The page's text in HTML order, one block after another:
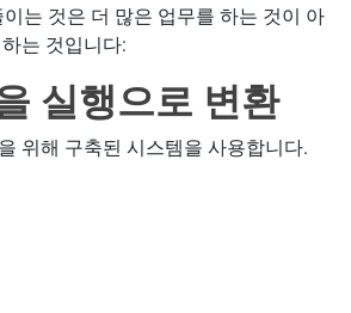
이는 것은 더 많은 업무를 하는 것이 아
는 것입니다:
실행으로 변환
위해 구축된 시스템을 사용합니다.